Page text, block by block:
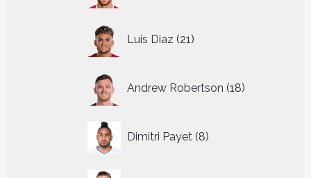
Luis Diaz 21
producten
Andrew Robertson 18
producten
Dimitri Payet 8
producten